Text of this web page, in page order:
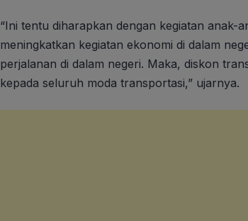
“Ini tentu diharapkan dengan kegiatan anak-
meningkatkan kegiatan ekonomi di dalam
perjalanan di dalam negeri. Maka, diskon
kepada seluruh moda transportasi,” ujarnya.